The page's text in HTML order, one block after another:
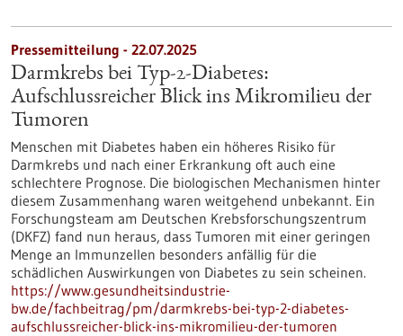
Pressemitteilung - 22.07.2025
Darmkrebs bei Typ-2-Diabetes:
Aufschlussreicher Blick ins Mikromilieu der
Tumoren
Menschen mit Diabetes haben ein höheres Risiko für
Darmkrebs und nach einer Erkrankung oft auch eine
schlechtere Prognose. Die biologischen Mechanismen hinter
diesem Zusammenhang waren weitgehend unbekannt. Ein
Forschungsteam am Deutschen Krebsforschungszentrum
(DKFZ) fand nun heraus, dass Tumoren mit einer geringen
Menge an Immunzellen besonders anfällig für die
schädlichen Auswirkungen von Diabetes zu sein scheinen.
https://www.gesundheitsindustrie-
bw.de/fachbeitrag/pm/darmkrebs-bei-typ-2-diabetes-
aufschlussreicher-blick-ins-mikromilieu-der-tumoren